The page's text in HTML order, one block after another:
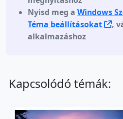
Nyisd meg aWindows
Téma beállításokat
,
alkalmazáshoz
Kapcsolódó témák: